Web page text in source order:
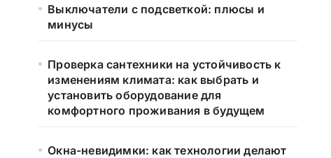
Выключатели с подсветкой: плюсы и
минусы
Проверка сантехники на устойчивость к
изменениям климата: как выбрать и
установить оборудование для
комфортного проживания в будущем
Окна-невидимки: как технологии делают